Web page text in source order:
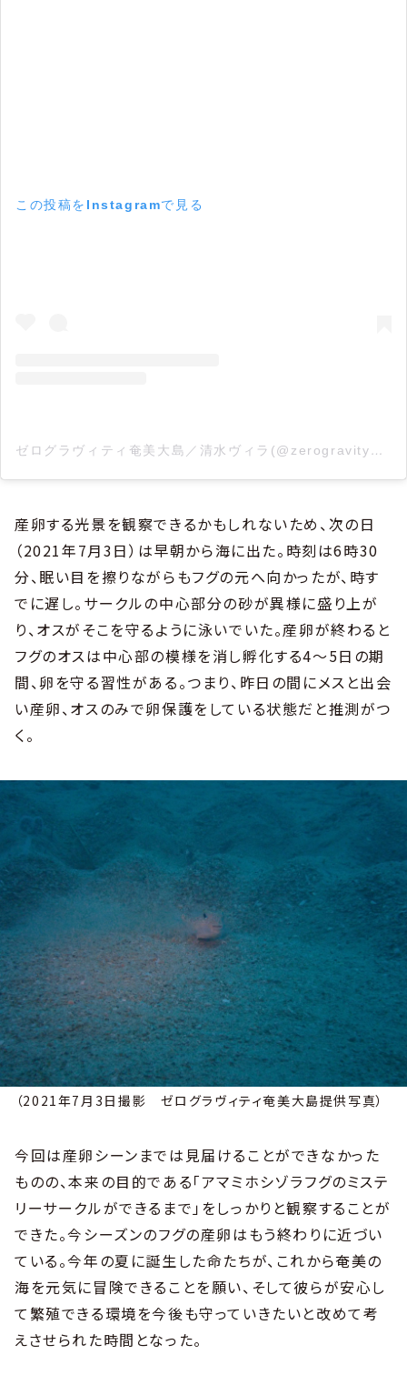
この投稿をInstagramで見る
ゼログラヴィティ奄美大島／清水ヴィラ(@zerogravity0606)がシェアした投稿
産卵する光景を観察できるかもしれないため、次の日
（2021年7月3日）は早朝から海に出た。時刻は6時30
分、眠い目を擦りながらもフグの元へ向かったが、時す
でに遅し。サークルの中心部分の砂が異様に盛り上が
り、オスがそこを守るように泳いでいた。産卵が終わると
フグのオスは中心部の模様を消し孵化する4〜5日の期
間、卵を守る習性がある。つまり、昨日の間にメスと出会
い産卵、オスのみで卵保護をしている状態だと推測がつ
く。
（2021年7月3日撮影 ゼログラヴィティ奄美大島提供写真）
今回は産卵シーンまでは見届けることができなかった
ものの、本来の目的である「アマミホシゾラフグのミステ
リーサークルができるまで」をしっかりと観察することが
できた。今シーズンのフグの産卵はもう終わりに近づい
ている。今年の夏に誕生した命たちが、これから奄美の
海を元気に冒険できることを願い、そして彼らが安心し
て繁殖できる環境を今後も守っていきたいと改めて考
えさせられた時間となった。